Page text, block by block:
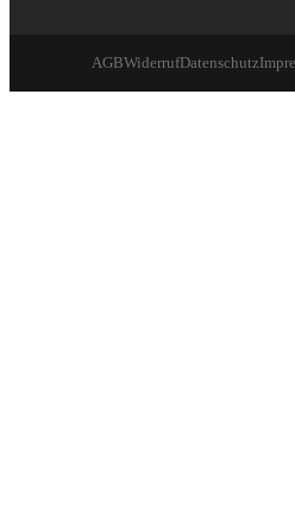
AGBWiderrufDatenschutz